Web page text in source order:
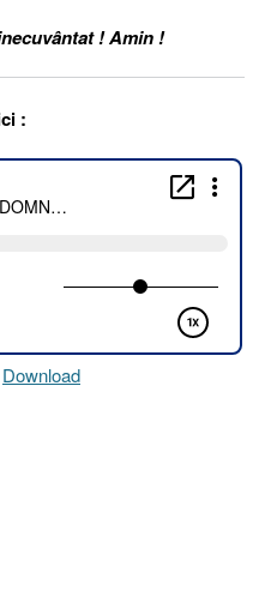
! Amin !
:
Download